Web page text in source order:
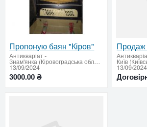
Пропоную баян "Кіров"
Антикварiат-
Знам'янка (Кіровоградська область продати купити)
13/09/2024
3000.00 ₴
13/09/2024